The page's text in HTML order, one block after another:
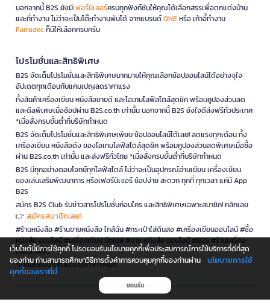
นอกจากนี้ B2S ยังมีเฟอร์นิเจอร์ครบทุกฟังก์ชันให้คุณได้เลือกสรรเพื่อตกแต่งบ้าน
และที่ทำงาน ไม่ว่าจะเป็นโต๊ะทำงานพับได้ จากแบรนด์ONEหรือ เก้าอี้ทำงาน
Furradecก็มีให้เลือกครบครัน
โปรโมชั่นและสิทธิพิเศษ
B2S จัดเต็มโปรโมชั่นและสิทธิพิเศษมากมายให้คุณเลือกช้อปออนไลน์ได้อย่างจุใจ
อัปเดตทุกเดือนกับแคมเปญลดราคาแรง
ทั้งสินค้าเครื่องเขียน หนังสือขายดี และไอเทมไลฟ์สไตล์สุดชิค พร้อมคูปองส่วนลด
และดีลพิเศษเมื่อช้อปผ่าน B2S.co.th เท่านั้น นอกจากนี้ B2S ยังใจดีส่งฟรีทั่วประเทศ
*เมื่อสั่งครบขั้นต่ำที่บริษัทกำหนด
B2S จัดเต็มโปรโมชั่นและสิทธิพิเศษเพียบ ช้อปออนไลน์ได้เลย! ลดแรงทุกเดือน ทั้ง
เครื่องเขียน หนังสือดัง ของไอเทมไลฟ์สไตล์สุดชิค พร้อมคูปองส่วนลดพิเศษเมื่อซื้อ
ผ่าน B2S.co.th เท่านั้น และส่งฟรีทั่วไทย *เมื่อสั่งครบขั้นต่ำที่บริษัทกำหนด
B2S มีทุกอย่างตอบโจทย์ทุกไลฟ์สไตล์ ไม่ว่าจะเป็นอุปกรณ์อ่านเขียน เครื่องเขียน
ของเล่นเสริมพัฒนาการ หรือเฟอร์นิเจอร์ ช้อปง่าย สะดวก ทุกที่ ทุกเวลา แค่มี App
B2S
สมัคร B2S Club รับข่าวสารโปรโมชั่นก่อนใคร และสิทธิพิเศษเฉพาะสมาชิก! คลิกเลย
👉 สมัครสมาชิกเลย!
#ร้านหนังสือ #ร้านขายหนังสือ ใกล้ฉัน #กระเป๋าใส่ดินสอ #เครื่องเขียนออนไลน์ #ซื้อ
หนังสือ ออนไลน์ #เครื่องเขียน บีทูเอส #ขาย หนังสือ ออนไลน์ #B2S #ร้านเครื่อง
เขียนใกล้ฉัน
*เงื่อนไขเป็นไปตามที่บริษัทฯ กำหนด
เว็บไซต์นี้มีการใช้คุกกี้ โปรดยอมรับนโยบายคุกกี้เพื่อประสบการณ์การใช้บริการที่ดีที่สุด
ของท่าน ท่านสามารถศึกษาวิธีการตั้งค่าการควบคุมคุกกี้ของท่านผ่าน
นโยบายการใช้
คุกกี้ของเราที่นี่
ยอมรับ